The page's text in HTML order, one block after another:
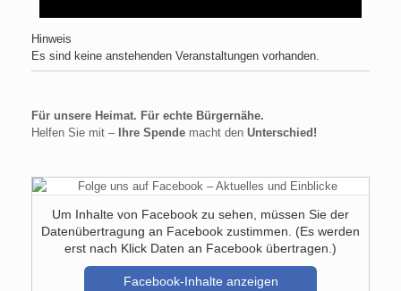
Hinweis
Es sind keine anstehenden Veranstaltungen vorhanden.
Für unsere Heimat. Für echte Bürgernähe.
Helfen Sie mit – Ihre Spende macht den Unterschied!
Um Inhalte von Facebook zu sehen, müssen Sie der
Datenübertragung an Facebook zustimmen. (Es werden
erst nach Klick Daten an Facebook übertragen.)
Facebook-Inhalte anzeigen